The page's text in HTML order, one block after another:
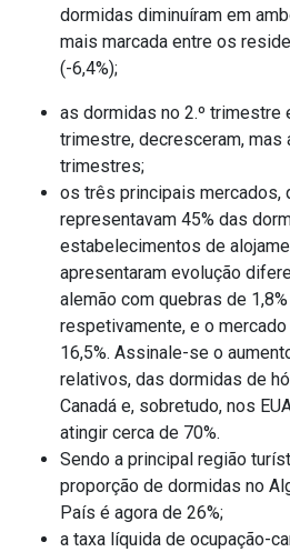
dormidas diminuíram em
mais marcada entre os
(-6,4%);
as dormidas no 2.º trimestre
trimestre, decresceram, mas
trimestres;
os três principais mercados,
representavam 45% das
estabelecimentos de
apresentaram evolução
alemão com quebras de 1,8%
respetivamente, e o
16,5%. Assinale-se o
relativos, das dormidas de
Canadá e, sobretudo, nos
atingir cerca de 70%.
Sendo a principal região
proporção de dormidas no
País é agora de 26%;
a taxa líquida de ocupação-